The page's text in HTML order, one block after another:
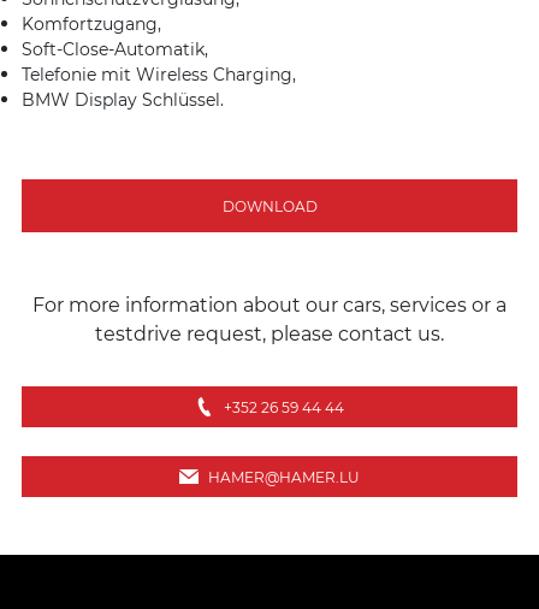
Komfortzugang,
Soft-Close-Automatik,
Telefonie mit Wireless Charging,
BMW Display Schlüssel.
DOWNLOAD
For more information about our cars, services or a
testdrive request, please contact us.
+352 26 59 44 44
HAMER@HAMER.LU